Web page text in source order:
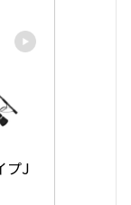
プJ